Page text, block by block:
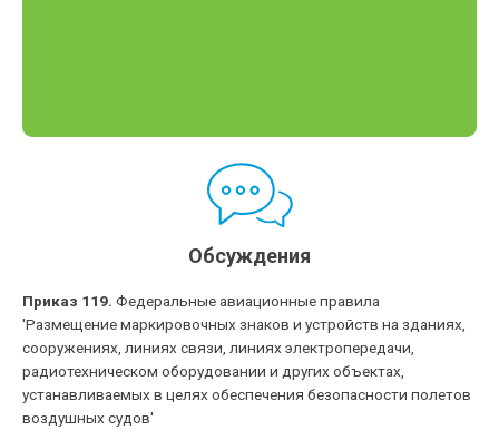
Обсуждения
Приказ 119. Федеральные авиационные правила
'Размещение маркировочных знаков и устройств на зданиях,
сооружениях, линиях связи, линиях электропередачи,
радиотехническом оборудовании и других объектах,
устанавливаемых в целях обеспечения безопасности полетов
воздушных судов'